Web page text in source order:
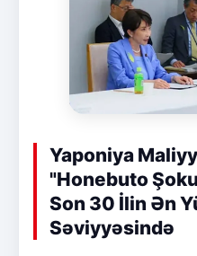
Yaponiya
"Honebuto
Son 30 İlin Ən
Səviyyəsində